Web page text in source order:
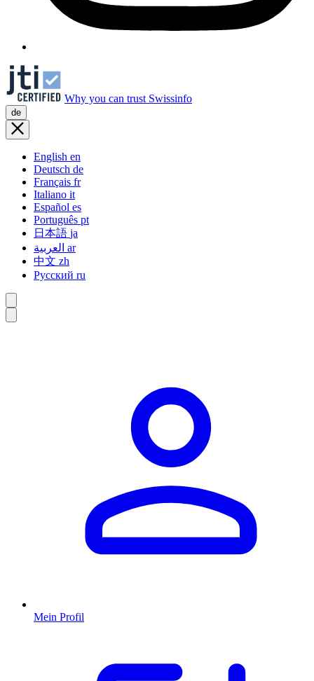
Why you can trust Swissinfo
de
English en
Deutsch de
Français fr
Italiano it
Español es
Português pt
日本語 ja
ar
中文 zh
Русский ru
Mein Profil